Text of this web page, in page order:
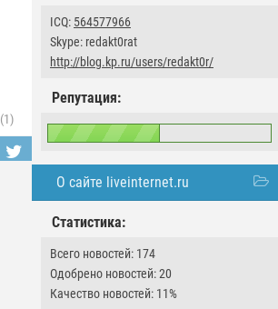
ICQ: 564577966
Skype: redakt0rat
http://blog.kp.ru/users/redakt0r/
Репутация:
О сайте liveinternet.ru
Статистика:
Всего новостей: 174
Одобрено новостей: 20
Качество новостей: 11%